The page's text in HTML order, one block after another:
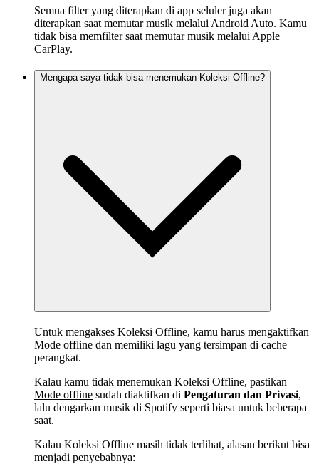
Semua filter yang diterapkan di app seluler juga akan
diterapkan saat memutar musik melalui Android Auto. Kamu
tidak bisa memfilter saat memutar musik melalui Apple
CarPlay.
Mengapa saya tidak bisa menemukan Koleksi Offline?
Untuk mengakses Koleksi Offline, kamu harus mengaktifkan
Mode offline dan memiliki lagu yang tersimpan di cache
perangkat.
Kalau kamu tidak menemukan Koleksi Offline, pastikan
Mode offline sudah diaktifkan di Pengaturan dan Privasi,
lalu dengarkan musik di Spotify seperti biasa untuk beberapa
saat.
Kalau Koleksi Offline masih tidak terlihat, alasan berikut bisa
menjadi penyebabnya: